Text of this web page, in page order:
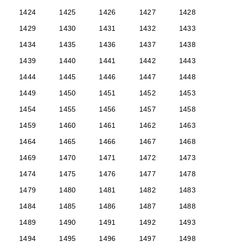
1424 1425 1426 1427
1428
1429
1430 1431 1432
1433
1434
1435 1436 1437
1438
1439
1440 1441 1442
1443
1444
1445 1446 1447
1448
1449
1450 1451 1452
1453
1454
1455 1456 1457
1458
1459
1460 1461 1462
1463
1464
1465 1466 1467
1468
1469
1470 1471 1472
1473
1474
1475 1476 1477
1478
1479
1480 1481 1482
1483
1484
1485 1486 1487
1488
1489
1490 1491 1492
1493
1494
1495 1496 1497
1498